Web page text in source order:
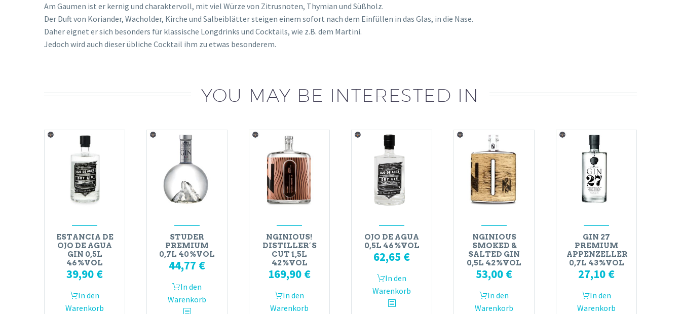
Am Gaumen ist er kernig und charaktervoll, mit viel Würze von Zitrusnoten, Thymian und Süßholz.
Der Duft von Koriander, Wacholder, Kirche und Salbeiblätter steigen einem sofort nach dem Einfüllen in das Glas, in die Nase.
Daher eignet er sich besonders für klassische Longdrinks und Cocktails, wie z.B. dem Martini.
Jedoch wird auch dieser übliche Cocktail ihm zu etwas besonderem.
YOU MAY BE INTERESTED IN
ESTANCIA DE
OJO DE AGUA
GIN 0,5L
46%VOL
39,90 €
In den
Warenkorb
STUDER
PREMIUM
0,7L 40%VOL
44,77 €
In den
Warenkorb
NGINIOUS!
DISTILLER´S
CUT 1,5L
42%VOL
169,90 €
In den
Warenkorb
OJO DE AGUA
0,5L 46%VOL
62,65 €
In den
Warenkorb
NGINIOUS
SMOKED &
SALTED GIN
0,5L 42%VOL
53,00 €
In den
Warenkorb
GIN 27
PREMIUM
APPENZELLER
0,7L 43%VOL
27,10 €
In den
Warenkorb